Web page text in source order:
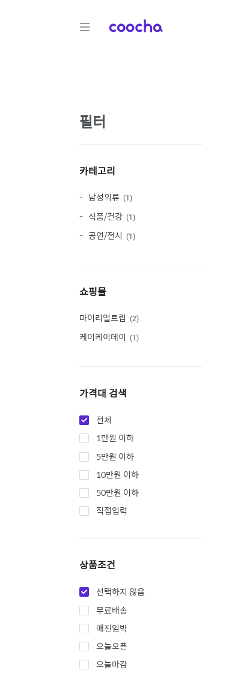
COOCHA
필터
카테고리
남성의류 1
식품/건강 1
공연/전시 1
쇼핑몰
마이리얼트립 2
케이케이데이 1
가격대 검색
전체
1만원 이하
5만원 이하
10만원 이하
50만원 이하
직접입력
상품조건
선택하지 않음
무료배송
매진임박
오늘오픈
오늘마감